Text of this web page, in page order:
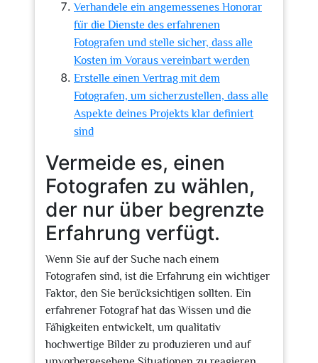
Verhandele ein angemessenes Honorar
für die Dienste des erfahrenen
Fotografen und stelle sicher, dass alle
Kosten im Voraus vereinbart werden
Erstelle einen Vertrag mit dem
Fotografen, um sicherzustellen, dass alle
Aspekte deines Projekts klar definiert
sind
Vermeide es, einen
Fotografen zu wählen,
der nur über begrenzte
Erfahrung verfügt.
Wenn Sie auf der Suche nach einem
Fotografen sind, ist die Erfahrung ein wichtiger
Faktor, den Sie berücksichtigen sollten. Ein
erfahrener Fotograf hat das Wissen und die
Fähigkeiten entwickelt, um qualitativ
hochwertige Bilder zu produzieren und auf